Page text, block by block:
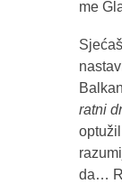
me
ratni
da…